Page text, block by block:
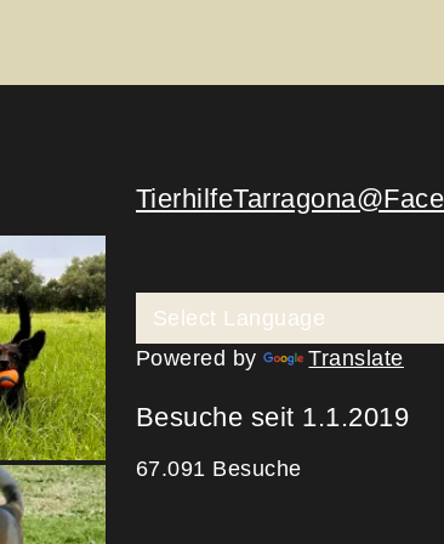
Powered by Translate
Besuche seit 1.1.2019
67.091 Besuche